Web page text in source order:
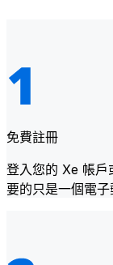
免費註冊
登入您的 Xe 帳戶
要的只是一個電子